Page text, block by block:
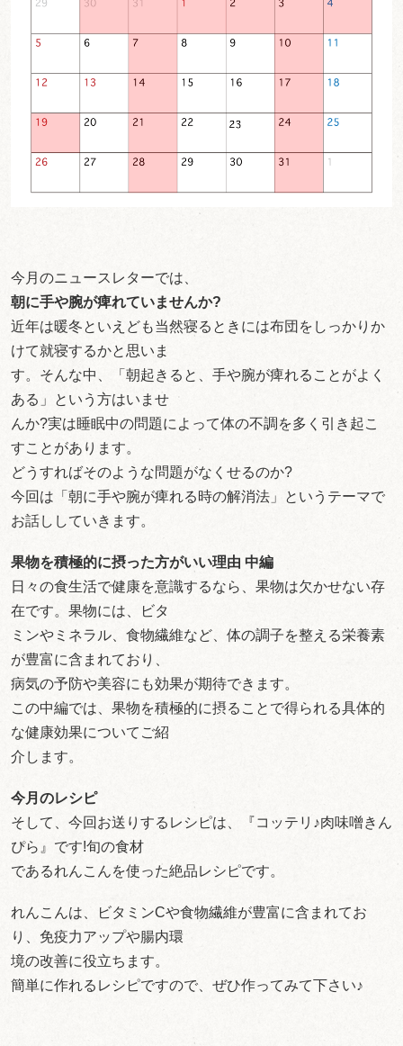
今月のニュースレターでは、
朝に手や腕が痺れていませんか?
近年は暖冬といえども当然寝るときには布団をしっかりか
けて就寝するかと思いま
す。そんな中、「朝起きると、手や腕が痺れることがよく
ある」という方はいませ
んか?実は睡眠中の問題によって体の不調を多く引き起こ
すことがあります。
どうすればそのような問題がなくせるのか?
今回は「朝に手や腕が痺れる時の解消法」というテーマで
お話ししていきます。
果物を積極的に摂った方がいい理由 中編
日々の食生活で健康を意識するなら、果物は欠かせない存
在です。果物には、ビタ
ミンやミネラル、食物繊維など、体の調子を整える栄養素
が豊富に含まれており、
病気の予防や美容にも効果が期待できます。
この中編では、果物を積極的に摂ることで得られる具体的
な健康効果についてご紹
介します。
今月のレシピ
そして、今回お送りするレシピは、『コッテリ♪肉味噌きん
ぴら』です!旬の食材
であるれんこんを使った絶品レシピです。
れんこんは、ビタミンCや食物繊維が豊富に含まれてお
り、免疫力アップや腸内環
境の改善に役立ちます。
簡単に作れるレシピですので、ぜひ作ってみて下さい♪